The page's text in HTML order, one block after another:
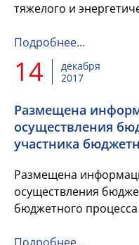
тяжелого и
колесные и
Подробнее…
14
декабря
2017
Размещена
осуществления
участника
Размещена
осуществления
бюджетного